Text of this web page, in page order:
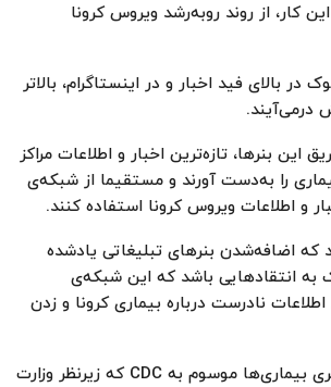
کار، از روند رو‌به‌رشد ویروس کرونا
در بالای فید اخبار و در اینستاگرام، بالاتر
در‌می‌آیند.
این بنرها، تازه‌ترین اخبار و اطلاعات مراکز
را به‌دست آورند و مستقیما از شبکه‌ی
و اطلاعات ویروس کرونا استفاده کنند.
که اضافه‌شدن بنرهای تبلیغاتی یادشده
انتقادهایی باشد که این شبکه‌ی
اطلاعات نادرست درباره‌ بیماری کرونا و زدن
مرکز کنترل و پیشگیری بیماری‌ها موسوم به CDC که زیرنظر وزارت